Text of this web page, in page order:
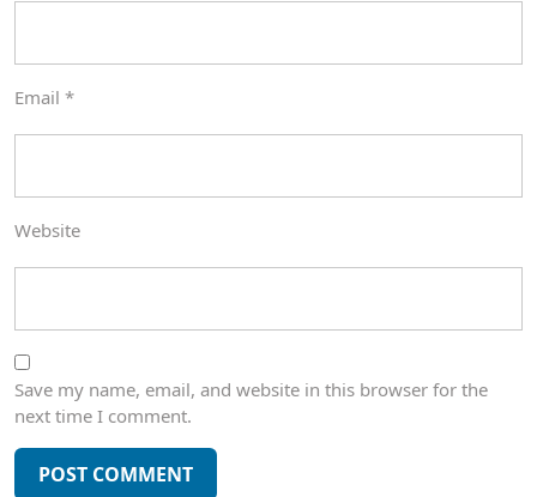
Email *
Website
Save my name, email, and website in this browser for the
next time I comment.